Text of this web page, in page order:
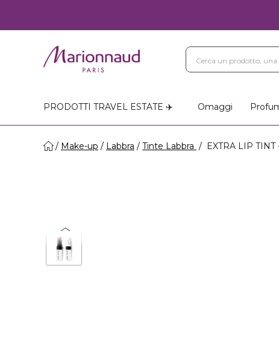
PRODOTTI TRAVEL ESTATE ✈️ Omaggi
Make-up Labbra Tinte Labbra EXTRA LIP